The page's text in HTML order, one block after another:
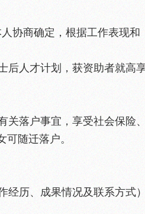
协商确定，根据工作表现和
后人才计划，获资助者就高
落户事宜，享受社会保险、
随迁落户。
历、成果情况及联系方式）